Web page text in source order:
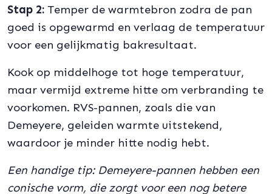
Stap 2: Temper de warmtebron zodra de pan
goed is opgewarmd en verlaag de temperatuur
voor een gelijkmatig bakresultaat.
Kook op middelhoge tot hoge temperatuur,
maar vermijd extreme hitte om verbranding te
voorkomen. RVS-pannen, zoals die van
Demeyere, geleiden warmte uitstekend,
waardoor je minder hitte nodig hebt.
Een handige tip: Demeyere-pannen hebben een
conische vorm, die zorgt voor een nog betere